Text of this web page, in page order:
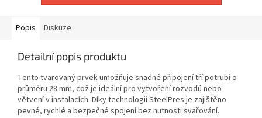
Popis Diskuze
Detailní popis produktu
Tento tvarovaný prvek umožňuje snadné připojení tří potrubí o
průměru 28 mm, což je ideální pro vytvoření rozvodů nebo
větvení v instalacích. Díky technologii SteelPres je zajištěno
pevné, rychlé a bezpečné spojení bez nutnosti svařování.